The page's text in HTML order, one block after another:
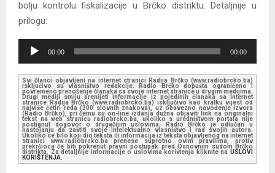
bolju kontrolu fiskalizacije u Brčko distriktu. Detaljnije u
prilogu:
u
d
o
P
a
00:00 00:00
Svi članci objavljeni na internet stranici Radija Brčko (www.radiobrcko.ba)
isključivo su vlasništvo redakcije. Radio Brčko dopušta ograničeno i
povremeno prenošenje članaka sa svoje internet stranice u drugim medijima.
Drugi mediji smiju prenijeti informacije iz pojedinih članaka sa Internet
stranice Radija Brčko (www.radiobrcko.ba) isključivo kao kratku vijest od
najviše četiri reda (300 slovnih znakova), uz obavezno navođenje izvora
(Radio Brčko), pri čemu su on-line izdanja dužna objaviti link na originalni
tekst na web stranicu radiobrcko.ba, ukoliko s uredništvom portala nije
postignut dogovor o drugačijim uslovima. Radio Brčko je odlučan u
nastojanju da zaštiti svoje intelektualno vlasništvo i rad svojih autora.
Ukoliko se bilo koji dio teksta ili informacija iz teksta objavljenog na internet
stranici www.radiobrcko.ba prenese suprotno ovim pravilima, protiv
prekršioca će biti pokrenut pravni postupak pred Osnovnim sudom Brčko
distrikta. Za detaljnije informacije o uslovima korištenja kliknite na USLOVI
KORIŠTENJA.